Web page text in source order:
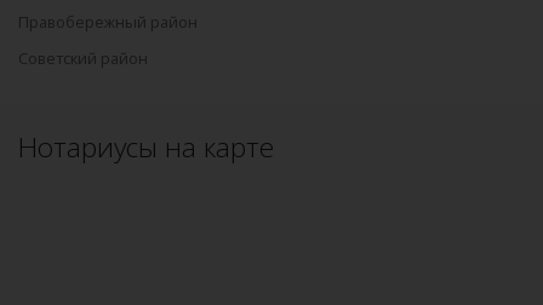
Правобережный район
Советский район
Нотариусы на карте